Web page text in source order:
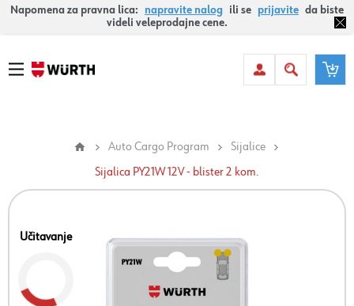
Napomena za pravna lica: napravite nalog ili se prijavite da biste
videli veleprodajne cene.
Auto Cargo Program
Sijalice
Sijalica PY21W 12V - blister 2 kom.
Učitavanje